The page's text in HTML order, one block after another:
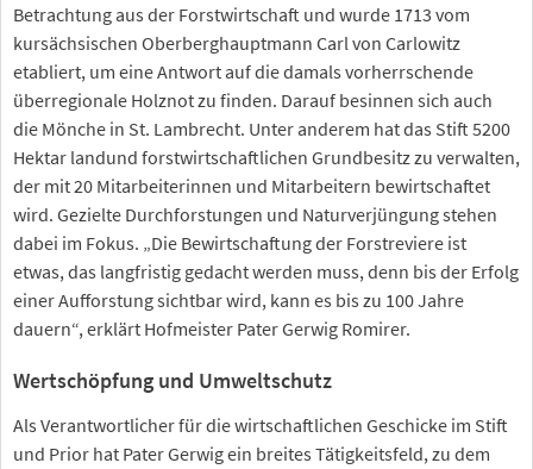
Betrachtung aus der Forstwirtschaft und wurde 1713 vom
kursächsischen Oberberghauptmann Carl von Carlowitz
etabliert, um eine Antwort auf die damals vorherrschende
überregionale Holznot zu finden. Darauf besinnen sich auch
die Mönche in St. Lambrecht. Unter anderem hat das Stift 5200
Hektar landund forstwirtschaftlichen Grundbesitz zu verwalten,
der mit 20 Mitarbeiterinnen und Mitarbeitern bewirtschaftet
wird. Gezielte Durchforstungen und Naturverjüngung stehen
dabei im Fokus. „Die Bewirtschaftung der Forstreviere ist
etwas, das langfristig gedacht werden muss, denn bis der Erfolg
einer Aufforstung sichtbar wird, kann es bis zu 100 Jahre
dauern“, erklärt Hofmeister Pater Gerwig Romirer.
Wertschöpfung und Umweltschutz
Als Verantwortlicher für die wirtschaftlichen Geschicke im Stift
und Prior hat Pater Gerwig ein breites Tätigkeitsfeld, zu dem